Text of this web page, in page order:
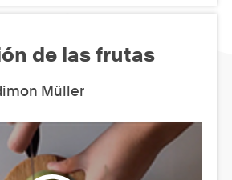
de las frutas
Müller